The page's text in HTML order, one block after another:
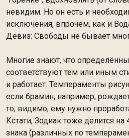
невидим. Но он есть и
исключения, впрочем, как и
Девиз: Свободы не бывает
Многие знают, что
соответствуют тем или иным
и работает. Темпераменты
если брамин, например,
то, видимо, ему нужно
Кстати, Зодиак тоже делится на
знака (различных по